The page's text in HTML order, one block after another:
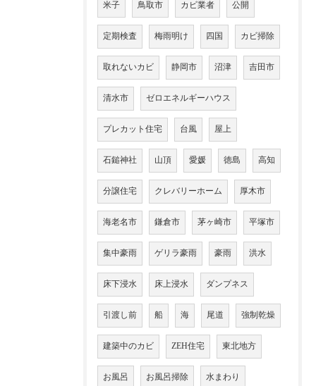
米子 鳥取市 カビ業者 公開
定期検査 梅雨明け 四国 カビ掃除
取れないカビ 静岡市 沼津 吉田市
清水市 ゼロエネルギーハウス
プレカット住宅 台風 屋上
石鎚神社 山頂 愛媛 徳島 高知
分譲住宅 クレバリーホーム 厚木市
海老名市 鎌倉市 茅ヶ崎市 平塚市
集中豪雨 ゲリラ豪雨 豪雨 洪水
床下浸水 床上浸水 ダンプネス
引渡し前 船 海 尾道 強制乾燥
建築中のカビ ZEH住宅 東北地方
お風呂 お風呂掃除 水まわり